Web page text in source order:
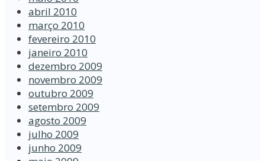
abril 2010
março 2010
fevereiro 2010
janeiro 2010
dezembro 2009
novembro 2009
outubro 2009
setembro 2009
agosto 2009
julho 2009
junho 2009